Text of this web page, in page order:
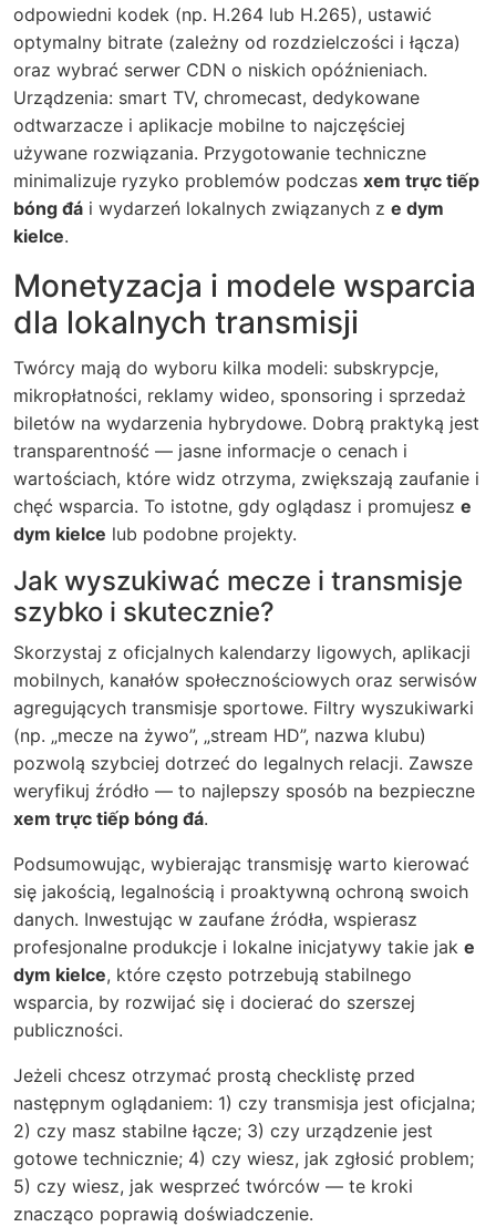
odpowiedni kodek (np. H.264 lub H.265), ustawić
optymalny bitrate (zależny od rozdzielczości i łącza)
oraz wybrać serwer CDN o niskich opóźnieniach.
Urządzenia: smart TV, chromecast, dedykowane
odtwarzacze i aplikacje mobilne to najczęściej
używane rozwiązania. Przygotowanie techniczne
minimalizuje ryzyko problemów podczas xem trực tiếp
bóng đá i wydarzeń lokalnych związanych z e dym
kielce.
Monetyzacja i modele wsparcia
dla lokalnych transmisji
Twórcy mają do wyboru kilka modeli: subskrypcje,
mikropłatności, reklamy wideo, sponsoring i sprzedaż
biletów na wydarzenia hybrydowe. Dobrą praktyką jest
transparentność — jasne informacje o cenach i
wartościach, które widz otrzyma, zwiększają zaufanie i
chęć wsparcia. To istotne, gdy oglądasz i promujesz e
dym kielce lub podobne projekty.
Jak wyszukiwać mecze i transmisje
szybko i skutecznie?
Skorzystaj z oficjalnych kalendarzy ligowych, aplikacji
mobilnych, kanałów społecznościowych oraz serwisów
agregujących transmisje sportowe. Filtry wyszukiwarki
(np. „mecze na żywo”, „stream HD”, nazwa klubu)
pozwolą szybciej dotrzeć do legalnych relacji. Zawsze
weryfikuj źródło — to najlepszy sposób na bezpieczne
xem trực tiếp bóng đá.
Podsumowując, wybierając transmisję warto kierować
się jakością, legalnością i proaktywną ochroną swoich
danych. Inwestując w zaufane źródła, wspierasz
profesjonalne produkcje i lokalne inicjatywy takie jak e
dym kielce, które często potrzebują stabilnego
wsparcia, by rozwijać się i docierać do szerszej
publiczności.
Jeżeli chcesz otrzymać prostą checklistę przed
następnym oglądaniem: 1) czy transmisja jest oficjalna;
2) czy masz stabilne łącze; 3) czy urządzenie jest
gotowe technicznie; 4) czy wiesz, jak zgłosić problem;
5) czy wiesz, jak wesprzeć twórców — te kroki
znacząco poprawią doświadczenie.